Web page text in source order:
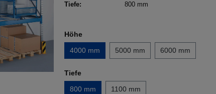
Tiefe:
800 mm
Höhe
4000 mm
5000 mm 6000 mm
Tiefe
800 mm
1100 mm